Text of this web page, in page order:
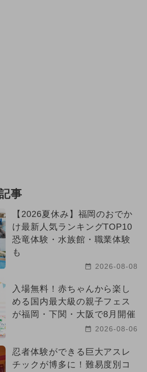
事
【2026夏休み】福岡のおでか
け最新人気ランキングTOP10
恐竜体験・水族館・職業体験
も
2026-08-08
入場無料！赤ちゃんから楽し
める国内最大級の親子フェス
が福岡・下関・大阪で8月開催
2026-08-06
忍者体験ができる巨大アスレ
チックが博多に！難易度別コ